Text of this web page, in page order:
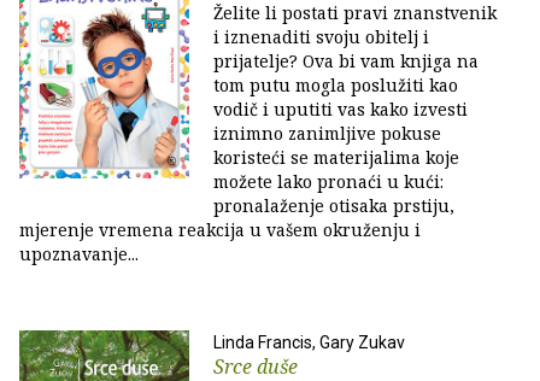
Želite li postati pravi znanstvenik
i iznenaditi svoju obitelj i
prijatelje? Ova bi vam knjiga na
tom putu mogla poslužiti kao
vodič i uputiti vas kako izvesti
iznimno zanimljive pokuse
koristeći se materijalima koje
možete lako pronaći u kući:
pronalaženje otisaka prstiju,
mjerenje vremena reakcija u vašem okruženju i
upoznavanje...
Linda Francis, Gary Zukav
Srce duše